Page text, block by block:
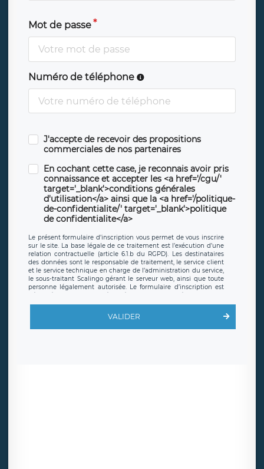
Mot de passe
Numéro de téléphone
J'accepte de recevoir des propositions
commerciales de nos partenaires
En cochant cette case, je reconnais avoir pris
connaissance et accepter les <a href='/cgu/'
target='_blank'>conditions générales
d'utilisation</a> ainsi que la <a href='/politique-
de-confidentialite/' target='_blank'>politique
de confidentialite</a>
Le présent formulaire d’inscription vous permet de vous inscrire
sur le site. La base légale de ce traitement est l’exécution d’une
relation contractuelle (article 6.1.b du RGPD). Les destinataires
des données sont le responsable de traitement, le service client
et le service technique en charge de l’administration du service,
le sous-traitant Scalingo gérant le serveur web, ainsi que toute
personne légalement autorisée. Le formulaire d’inscription est
offrant desclauses de protection conformes au RGPD. Les
en sollicite la suppression, étant entendu que vous pouvez
demander la suppression de vos données et retirer votre
VALIDER